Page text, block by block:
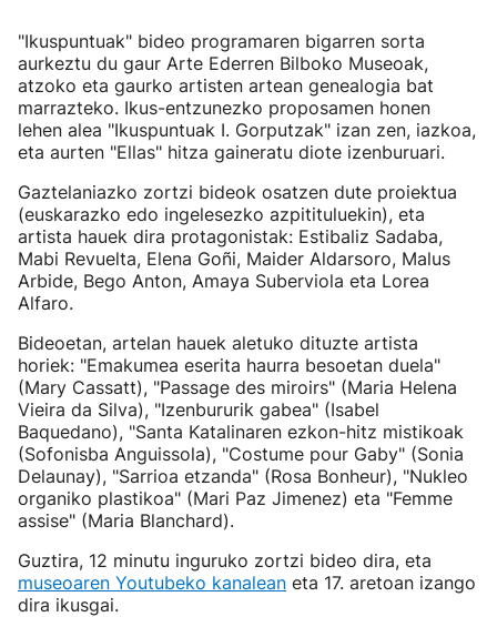
"Ikuspuntuak" bideo programaren bigarren sorta
aurkeztu du gaur Arte Ederren Bilboko Museoak,
atzoko eta gaurko artisten artean genealogia bat
marrazteko. Ikus-entzunezko proposamen honen
lehen alea "Ikuspuntuak I. Gorputzak" izan zen, iazkoa,
eta aurten "Ellas" hitza gaineratu diote izenburuari.
Gaztelaniazko zortzi bideok osatzen dute proiektua
(euskarazko edo ingelesezko azpitituluekin), eta
artista hauek dira protagonistak: Estibaliz Sadaba,
Mabi Revuelta, Elena Goñi, Maider Aldarsoro, Malus
Arbide, Bego Anton, Amaya Suberviola eta Lorea
Alfaro.
Bideoetan, artelan hauek aletuko dituzte artista
horiek: "Emakumea eserita haurra besoetan duela"
(Mary Cassatt), "Passage des miroirs" (Maria Helena
Vieira da Silva), "Izenbururik gabea" (Isabel
Baquedano), "Santa Katalinaren ezkon-hitz mistikoak
(Sofonisba Anguissola), "Costume pour Gaby" (Sonia
Delaunay), "Sarrioa etzanda" (Rosa Bonheur), "Nukleo
organiko plastikoa" (Mari Paz Jimenez) eta "Femme
assise" (Maria Blanchard).
Guztira, 12 minutu inguruko zortzi bideo dira, eta
museoaren Youtubeko kanalean eta 17. aretoan izango
dira ikusgai.